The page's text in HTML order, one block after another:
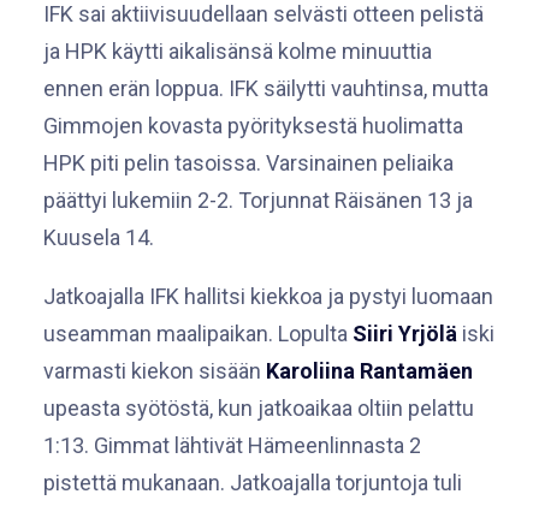
IFK sai aktiivisuudellaan selvästi otteen pelistä
ja HPK käytti aikalisänsä kolme minuuttia
ennen erän loppua. IFK säilytti vauhtinsa, mutta
Gimmojen kovasta pyörityksestä huolimatta
HPK piti pelin tasoissa. Varsinainen peliaika
päättyi lukemiin 2-2. Torjunnat Räisänen 13 ja
Kuusela 14.
Jatkoajalla IFK hallitsi kiekkoa ja pystyi luomaan
useamman maalipaikan. Lopulta Siiri Yrjölä iski
varmasti kiekon sisään Karoliina Rantamäen
upeasta syötöstä, kun jatkoaikaa oltiin pelattu
1:13. Gimmat lähtivät Hämeenlinnasta 2
pistettä mukanaan. Jatkoajalla torjuntoja tuli